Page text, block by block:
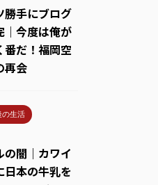
勝手にブログ
｜今度は俺が
番だ！福岡空
再会
の生活
の闇｜カワイ
日本の牛乳を